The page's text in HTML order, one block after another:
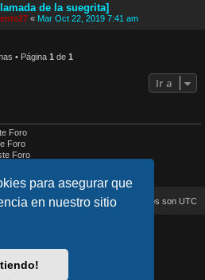
para asegurar que
en nuestro sitio
de la suegrita]
« Mar Oct 22, 2019 7:41 am
• Página 1 de 1
Ir a
Foro
Foro
Foro
Todos los horarios son UTC
® Forum Software © phpBB Limited